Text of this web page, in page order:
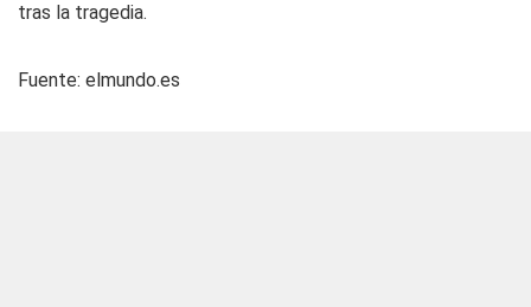
tras la tragedia.
Fuente: elmundo.es